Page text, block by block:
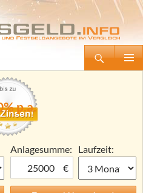
Tagesgeld.info – Tagesgeldkonten vergleichen und Tagesgeld-Zinsen berechnen
p.a.
Anlagesumme:
€
Laufzeit: